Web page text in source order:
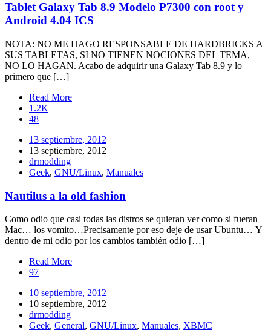
Tablet Galaxy Tab 8.9 Modelo P7300 con root y
Android 4.04 ICS
NOTA: NO ME HAGO RESPONSABLE DE HARDBRICKS A
SUS TABLETAS, SI NO TIENEN NOCIONES DEL TEMA,
NO LO HAGAN. Acabo de adquirir una Galaxy Tab 8.9 y lo
primero que […]
Read More
1.2K
48
13 septiembre, 2012
13 septiembre, 2012
drmodding
Geek, GNU/Linux, Manuales
Nautilus a la old fashion
Como odio que casi todas las distros se quieran ver como si fueran
Mac… los vomito…Precisamente por eso deje de usar Ubuntu… Y
dentro de mi odio por los cambios también odio […]
Read More
97
10 septiembre, 2012
10 septiembre, 2012
drmodding
Geek, General, GNU/Linux, Manuales, XBMC